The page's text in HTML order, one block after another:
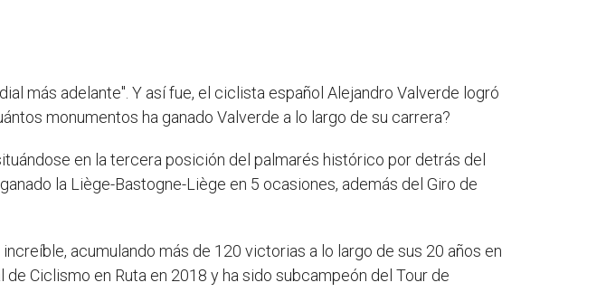
más adelante". Y así fue, el ciclista español Alejandro Valverde logró
monumentos ha ganado Valverde a lo largo de su carrera?
en la tercera posición del palmarés histórico por detrás del
la Liège-Bastogne-Liège en 5 ocasiones, además del Giro de
acumulando más de 120 victorias a lo largo de sus 20 años en
Ciclismo en Ruta en 2018 y ha sido subcampeón del Tour de